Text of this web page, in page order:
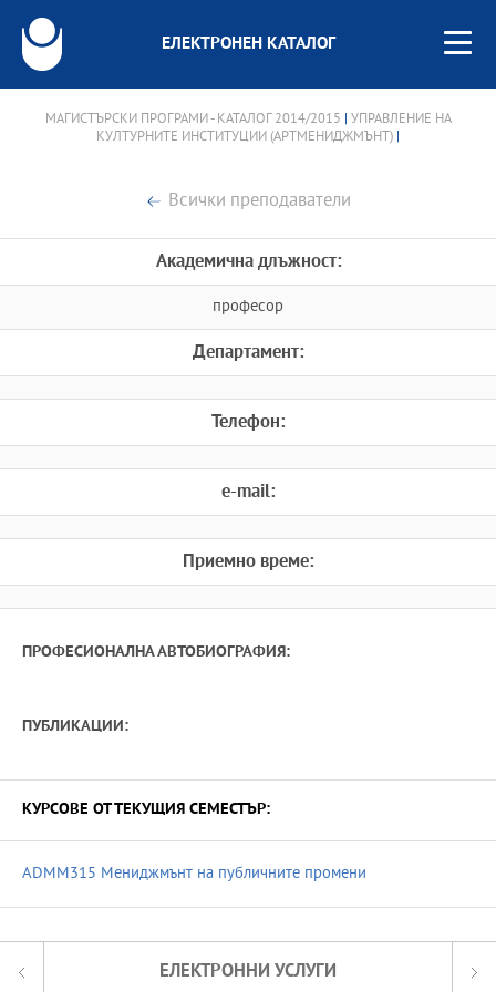
ЕЛЕКТРОНЕН КАТАЛОГ
МАГИСТЪРСКИ ПРОГРАМИ - КАТАЛОГ 2014/2015
УПРАВЛЕНИЕ НА
КУЛТУРНИТЕ ИНСТИТУЦИИ (АРТМЕНИДЖМЪНТ)
Всички преподаватели
Академична длъжност:
професор
Департамент:
Телефон:
e-mail:
Приемно време:
ПРОФЕСИОНАЛНА АВТОБИОГРАФИЯ:
ПУБЛИКАЦИИ:
КУРСОВЕ ОТ ТЕКУЩИЯ СЕМЕСТЪР:
ADMM315 Мениджмънт на публичните промени
ЕЛЕКТРОННИ УСЛУГИ